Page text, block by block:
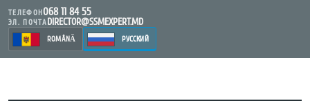
ТЕЛЕФОН068 11 84 55
ЭЛ. ПОЧТАDIRECTOR@SSMEXPERT.MD
ROMÂNĂ РУССКИЙ